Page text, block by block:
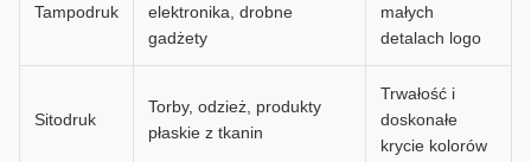
Tampodruk
elektronika, drobne
gadżety
małych
detalach logo
Sitodruk
Torby, odzież, produkty
płaskie z tkanin
Trwałość i
doskonałe
krycie kolorów